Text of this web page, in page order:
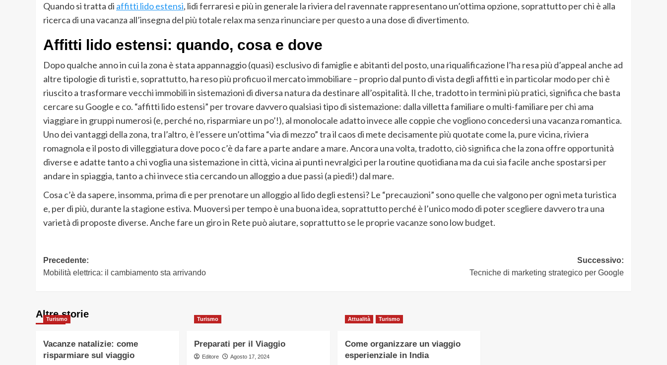
Quando si tratta di affitti lido estensi, lidi ferraresi e più in generale la riviera del ravennate rappresentano un’ottima opzione, soprattutto per chi è alla
ricerca di una vacanza all’insegna del più totale relax ma senza rinunciare per questo a una dose di divertimento.
Affitti lido estensi: quando, cosa e dove
Dopo qualche anno in cui la zona è stata appannaggio (quasi) esclusivo di famiglie e abitanti del posto, una riqualificazione l’ha resa più d’appeal anche ad
altre tipologie di turisti e, soprattutto, ha reso più proficuo il mercato immobiliare – proprio dal punto di vista degli affitti e in particolar modo per chi è
riuscito a trasformare vecchi immobili in sistemazioni di diversa natura da destinare all’ospitalità. Il che, tradotto in termini più pratici, significa che basta
cercare su Google e co. “affitti lido estensi” per trovare davvero qualsiasi tipo di sistemazione: dalla villetta familiare o multi-familiare per chi ama
viaggiare in gruppi numerosi (e, perché no, risparmiare un po’!), al monolocale adatto invece alle coppie che vogliono concedersi una vacanza romantica.
Uno dei vantaggi della zona, tra l’altro, è l’essere un’ottima “via di mezzo” tra il caos di mete decisamente più quotate come la, pure vicina, riviera
romagnola e il posto di villeggiatura dove poco c’è da fare a parte andare a mare. Ancora una volta, tradotto, ciò significa che la zona offre opportunità
diverse e adatte tanto a chi voglia una sistemazione in città, vicina ai punti nevralgici per la routine quotidiana ma da cui sia facile anche spostarsi per
andare in spiaggia, tanto a chi invece stia cercando un alloggio a due passi (a piedi!) dal mare.
Cosa c’è da sapere, insomma, prima di e per prenotare un alloggio al lido degli estensi? Le “precauzioni” sono quelle che valgono per ogni meta turistica
e, per di più, durante la stagione estiva. Muoversi per tempo è una buona idea, soprattutto perché è l’unico modo di poter scegliere davvero tra una
varietà di proposte diverse. Anche fare un giro in Rete può aiutare, soprattutto se le proprie vacanze sono low budget.
Navigazione
articolo
Precedente:
Mobilità elettrica: il cambiamento sta arrivando
Successivo:
Tecniche di marketing strategico per Google
Altre storie
Turismo
Vacanze natalizie: come
risparmiare sul viaggio
Turismo
Preparati per il Viaggio
Editore Agosto 17, 2024
Attualità Turismo
Come organizzare un viaggio
esperienziale in India